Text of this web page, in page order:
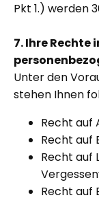
Pkt 1.) werden
7. Ihre
Unter den
stehen Ihnen
Recht auf
Recht auf
Recht auf
Recht auf